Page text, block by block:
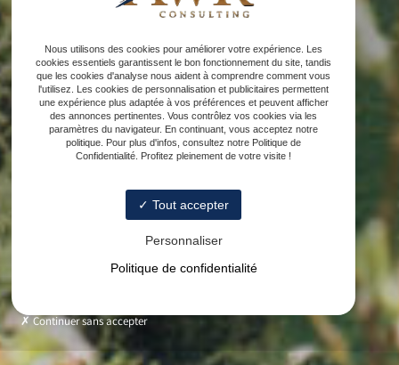
Nous utilisons des cookies pour améliorer votre expérience. Les
cookies essentiels garantissent le bon fonctionnement du site, tandis
que les cookies d'analyse nous aident à comprendre comment vous
l'utilisez. Les cookies de personnalisation et publicitaires permettent
une expérience plus adaptée à vos préférences et peuvent afficher
des annonces pertinentes. Vous contrôlez vos cookies via les
paramètres du navigateur. En continuant, vous acceptez notre
politique. Pour plus d'infos, consultez notre Politique de
Confidentialité. Profitez pleinement de votre visite !
Tout accepter
Personnaliser
Politique de confidentialité
Continuer sans accepter